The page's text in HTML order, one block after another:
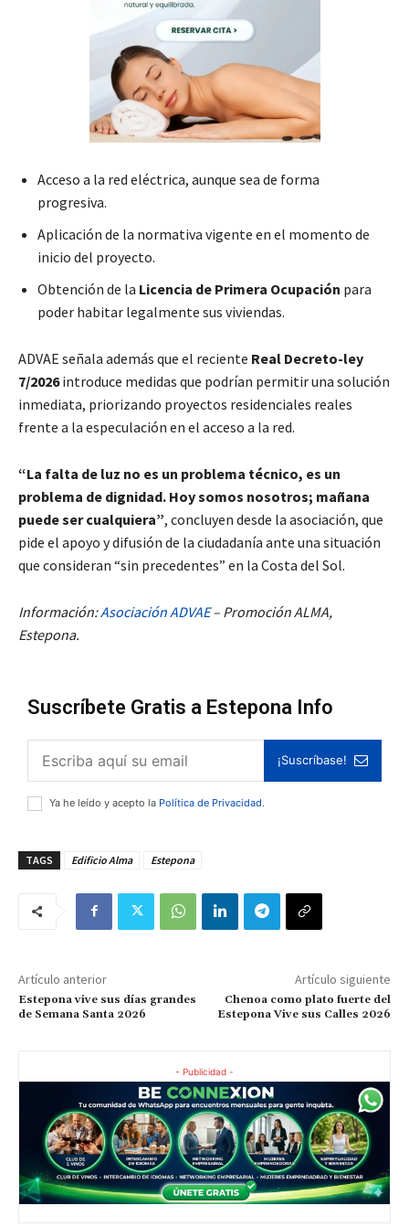
Acceso a la red eléctrica, aunque sea de forma
progresiva.
Aplicación de la normativa vigente en el momento de
inicio del proyecto.
Obtención de la Licencia de Primera Ocupación para
poder habitar legalmente sus viviendas.
ADVAE señala además que el reciente Real Decreto-ley
7/2026introduce medidas que podrían permitir una solución
inmediata, priorizando proyectos residenciales reales
frente a la especulación en el acceso a la red.
“La falta de luz no es un problema técnico, es un
problema de dignidad. Hoy somos nosotros; mañana
puede ser cualquiera”, concluyen desde la asociación, que
pide el apoyo y difusión de la ciudadanía ante una situación
que consideran “sin precedentes” en la Costa del Sol.
Información:Asociación ADVAE– Promoción ALMA,
Estepona.
Suscríbete Gratis a Estepona Info
¡Suscríbase!
Ya he leído y acepto la Política de Privacidad.
TAGS Edificio Alma Estepona
Artículo anterior
Estepona vive sus días grandes
de Semana Santa 2026
Artículo siguiente
Chenoa como plato fuerte del
Estepona Vive sus Calles 2026
- Publicidad -